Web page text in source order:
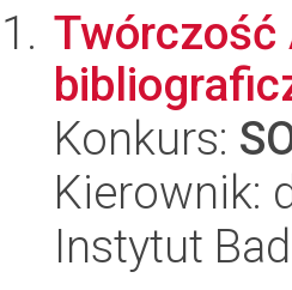
Twórczość
Konkurs:
Kierownik:
Instytut